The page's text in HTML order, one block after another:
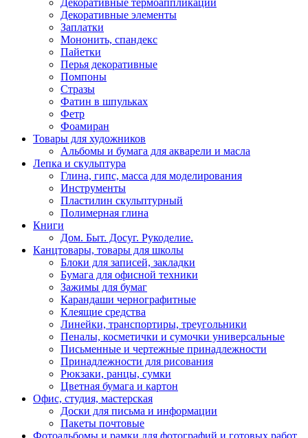
Декоративные термоаппликации
Декоративные элементы
Заплатки
Мононить, спандекс
Пайетки
Перья декоративные
Помпоны
Стразы
Фатин в шпульках
Фетр
Фоамиран
Товары для художников
Альбомы и бумага для акварели и масла
Лепка и скульптура
Глина, гипс, масса для моделирования
Инструменты
Пластилин скульптурный
Полимерная глина
Книги
Дом. Быт. Досуг. Рукоделие.
Канцтовары, товары для школы
Блоки для записей, закладки
Бумага для офисной техники
Зажимы для бумаг
Карандаши чернографитные
Клеящие средства
Линейки, транспортиры, треугольники
Пеналы, косметички и сумочки универсальные
Письменные и чертежные принадлежности
Принадлежности для рисования
Рюкзаки, ранцы, сумки
Цветная бумага и картон
Офис, студия, мастерская
Доски для письма и информации
Пакеты почтовые
Фотоальбомы и рамки для фотографий и готовых работ